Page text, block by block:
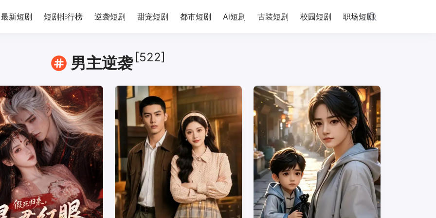
最新短剧 短剧排行榜 逆袭短剧 甜宠短剧 都市短剧 Ai短剧 古装短剧 校园短剧 职场短剧
男主逆袭 [522]